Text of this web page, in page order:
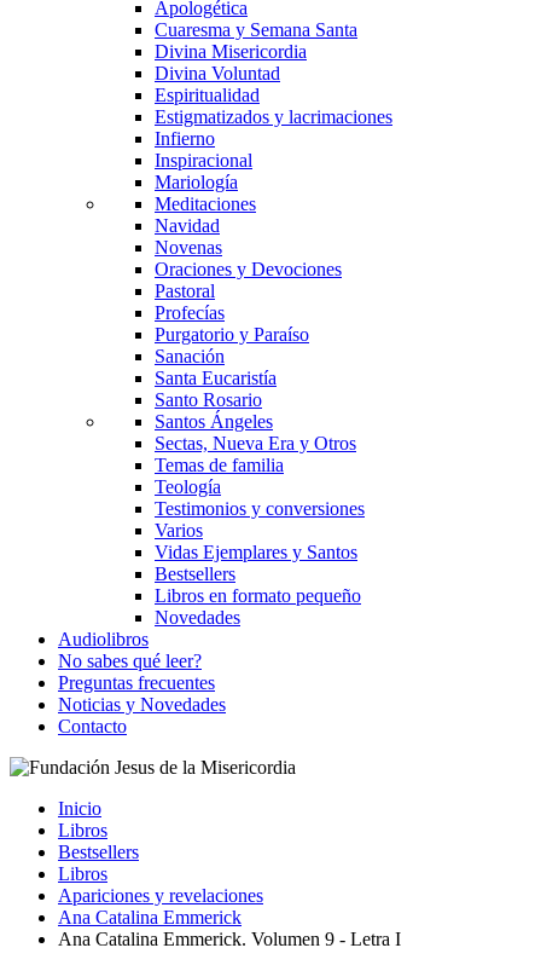
Apologética
Cuaresma y Semana Santa
Divina Misericordia
Divina Voluntad
Espiritualidad
Estigmatizados y lacrimaciones
Infierno
Inspiracional
Mariología
Meditaciones
Navidad
Novenas
Oraciones y Devociones
Pastoral
Profecías
Purgatorio y Paraíso
Sanación
Santa Eucaristía
Santo Rosario
Santos Ángeles
Sectas, Nueva Era y Otros
Temas de familia
Teología
Testimonios y conversiones
Varios
Vidas Ejemplares y Santos
Bestsellers
Libros en formato pequeño
Novedades
Audiolibros
No sabes qué leer?
Preguntas frecuentes
Noticias y Novedades
Contacto
Inicio
Libros
Bestsellers
Libros
Apariciones y revelaciones
Ana Catalina Emmerick
Ana Catalina Emmerick. Volumen 9 - Letra I